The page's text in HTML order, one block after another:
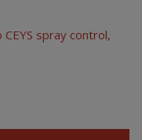
CEYS spray control,